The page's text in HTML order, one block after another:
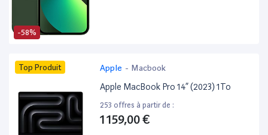
-58%
Top Produit Apple - Macbook
Apple MacBook Pro 14” (2023) 1To
253 offres à partir de :
1 159,00 €